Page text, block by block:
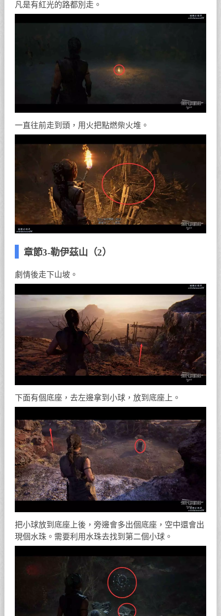
凡是有紅光的路都別走。
一直往前走到頭，用火把點燃柴火堆。
章節3-勒伊茲山（2）
劇情後走下山坡。
下面有個底座，去左邊拿到小球，放到底座上。
把小球放到底座上後，旁邊會多出個底座，空中還會出
現個水珠。需要利用水珠去找到第二個小球。